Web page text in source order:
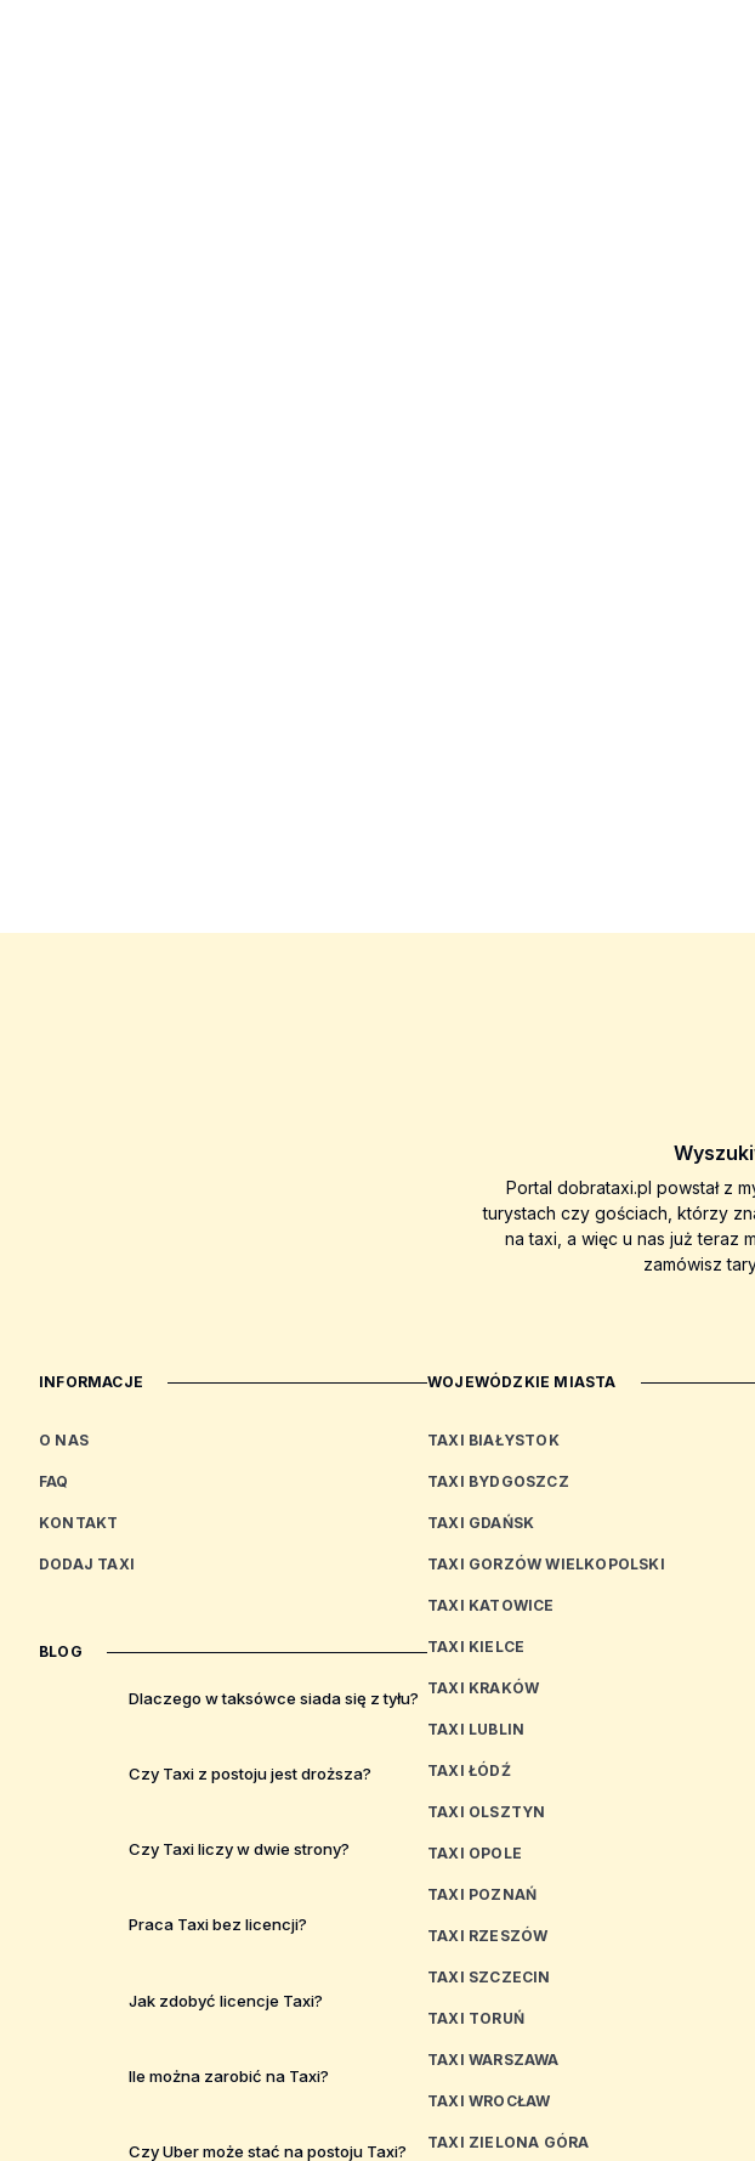
Portal dobrataxi.pl powstał z
turystach czy gościach, którzy
na taxi, a więc u nas już teraz
zamówisz
INFORMACJE
O NAS
FAQ
KONTAKT
DODAJ TAXI
BLOG
Dlaczego w taksówce siada się z tyłu?
Czy Taxi z postoju jest droższa?
Czy Taxi liczy w dwie strony?
Praca Taxi bez licencji?
Jak zdobyć licencje Taxi?
Ile można zarobić na Taxi?
Czy Uber może stać na postoju Taxi?
WOJEWÓDZKIE MIASTA
TAXI BIAŁYSTOK
TAXI BYDGOSZCZ
TAXI GDAŃSK
TAXI GORZÓW WIELKOPOLSKI
TAXI KATOWICE
TAXI KIELCE
TAXI KRAKÓW
TAXI LUBLIN
TAXI ŁÓDŹ
TAXI OLSZTYN
TAXI OPOLE
TAXI POZNAŃ
TAXI RZESZÓW
TAXI SZCZECIN
TAXI TORUŃ
TAXI WARSZAWA
TAXI WROCŁAW
TAXI ZIELONA GÓRA